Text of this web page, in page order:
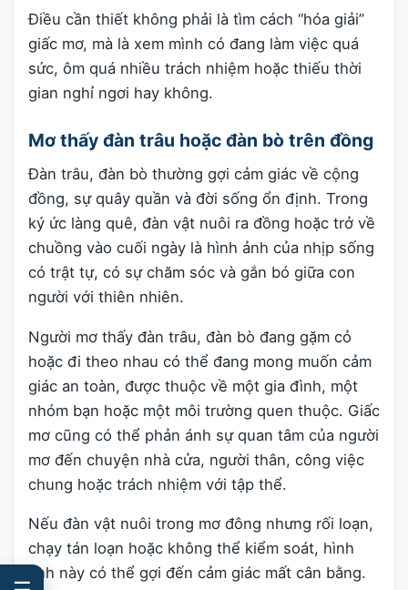
Điều cần thiết không phải là tìm cách “hóa giải”
giấc mơ, mà là xem mình có đang làm việc quá
sức, ôm quá nhiều trách nhiệm hoặc thiếu thời
gian nghỉ ngơi hay không.
Mơ thấy đàn trâu hoặc đàn bò trên đồng
Đàn trâu, đàn bò thường gợi cảm giác về cộng
đồng, sự quây quần và đời sống ổn định. Trong
ký ức làng quê, đàn vật nuôi ra đồng hoặc trở về
chuồng vào cuối ngày là hình ảnh của nhịp sống
có trật tự, có sự chăm sóc và gắn bó giữa con
người với thiên nhiên.
Người mơ thấy đàn trâu, đàn bò đang gặm cỏ
hoặc đi theo nhau có thể đang mong muốn cảm
giác an toàn, được thuộc về một gia đình, một
nhóm bạn hoặc một môi trường quen thuộc. Giấc
mơ cũng có thể phản ánh sự quan tâm của người
mơ đến chuyện nhà cửa, người thân, công việc
chung hoặc trách nhiệm với tập thể.
Nếu đàn vật nuôi trong mơ đông nhưng rối loạn,
chạy tán loạn hoặc không thể kiểm soát, hình
ảnh này có thể gợi đến cảm giác mất cân bằng.